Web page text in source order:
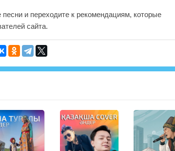
и переходите к рекомендациям, которые
сайта.